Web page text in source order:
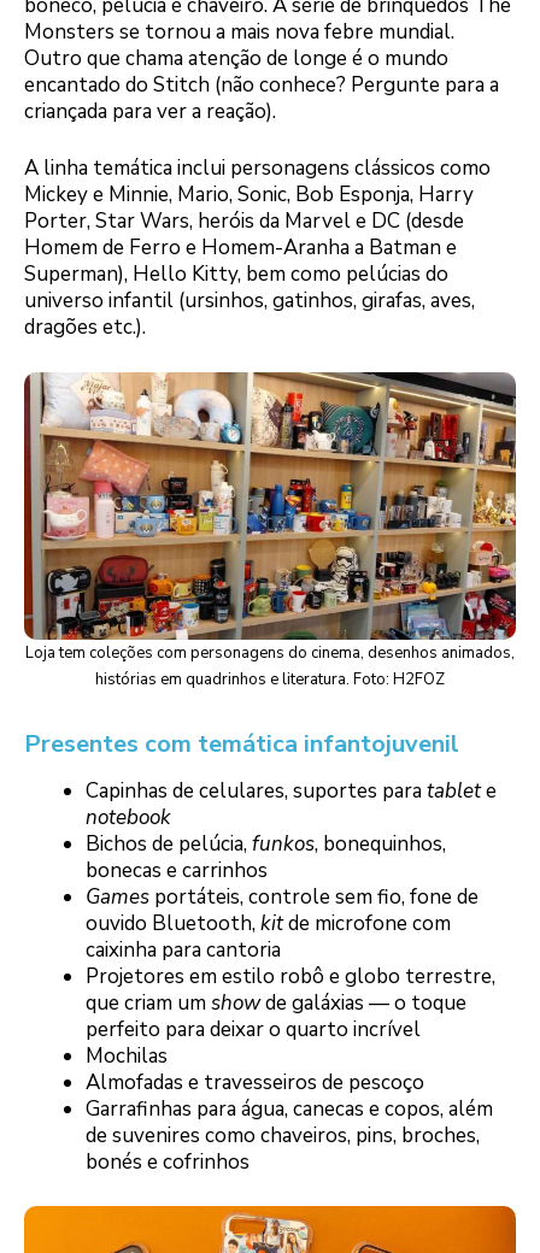
Monsters se tornou a mais nova febre mundial.
Outro que chama atenção de longe é o mundo
encantado do Stitch (não conhece? Pergunte para a
criançada para ver a reação).
A linha temática inclui personagens clássicos como
Mickey e Minnie, Mario, Sonic, Bob Esponja, Harry
Porter, Star Wars, heróis da Marvel e DC (desde
Homem de Ferro e Homem-Aranha a Batman e
Superman), Hello Kitty, bem como pelúcias do
universo infantil (ursinhos, gatinhos, girafas, aves,
dragões etc.).
Loja tem coleções com personagens do cinema, desenhos animados,
histórias em quadrinhos e literatura. Foto: H2FOZ
Presentes com temática infantojuvenil
Capinhas de celulares, suportes paratablete
notebook
Bichos de pelúcia,funkos, bonequinhos,
bonecas e carrinhos
Games portáteis, controle sem fio, fone de
ouvido Bluetooth,kitde microfone com
caixinha para cantoria
Projetores em estilo robô e globo terrestre,
que criam umshowde galáxias — o toque
perfeito para deixar o quarto incrível
Mochilas
Almofadas e travesseiros de pescoço
Garrafinhas para água, canecas e copos, além
de suvenires como chaveiros, pins, broches,
bonés e cofrinhos